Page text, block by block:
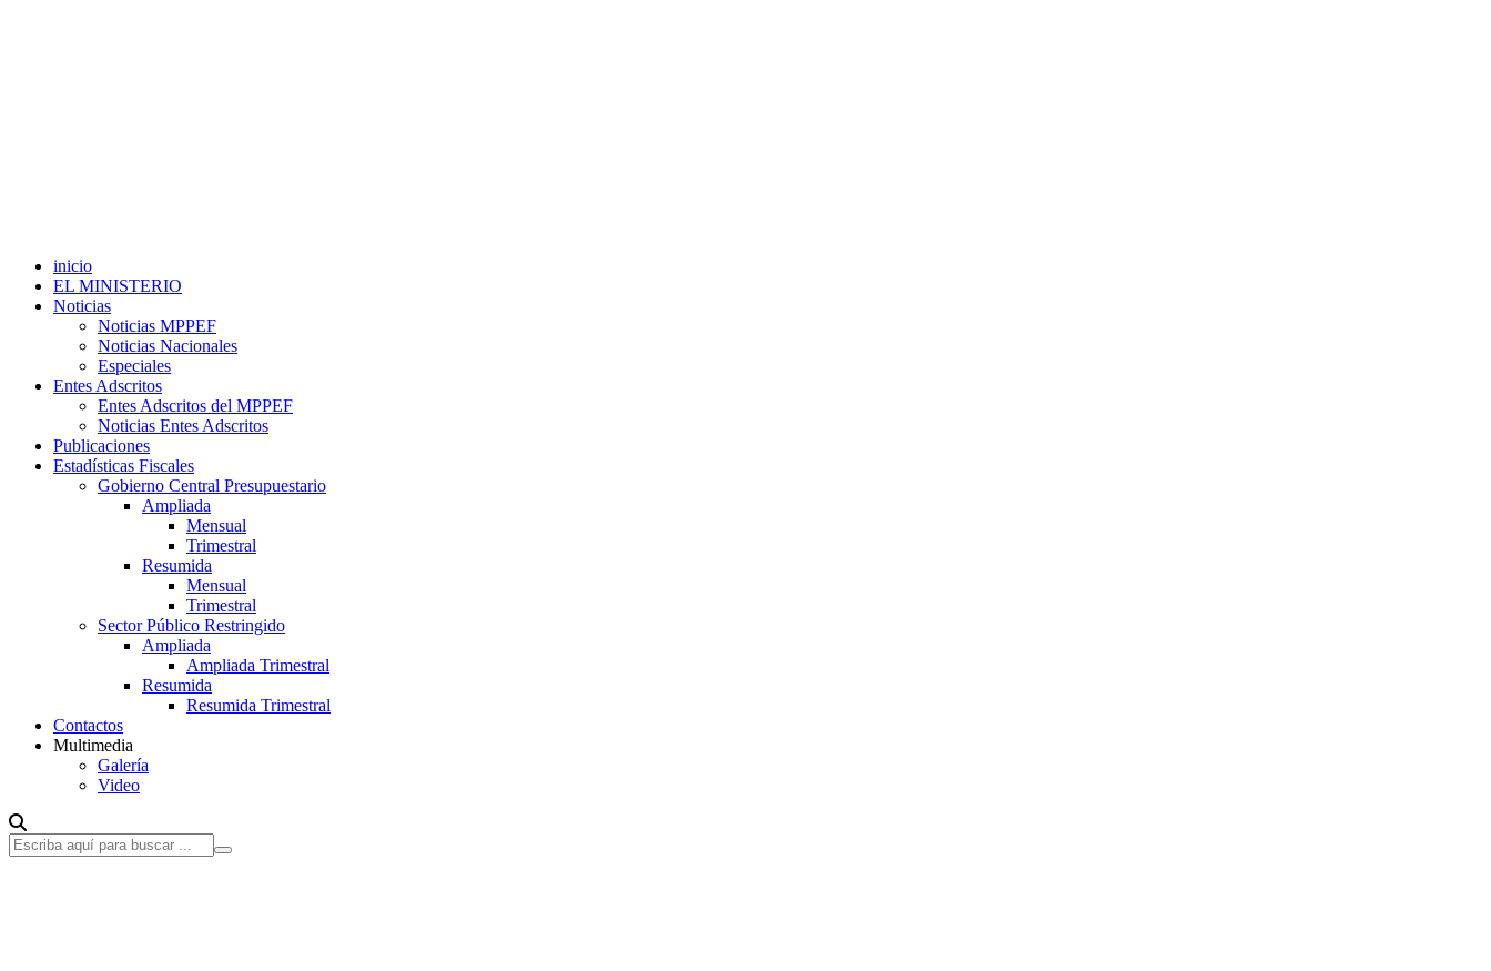
inicio
EL MINISTERIO
Noticias
Noticias MPPEF
Noticias Nacionales
Especiales
Entes Adscritos
Entes Adscritos del MPPEF
Noticias Entes Adscritos
Publicaciones
Estadísticas Fiscales
Gobierno Central Presupuestario
Ampliada
Mensual
Trimestral
Resumida
Mensual
Trimestral
Sector Público Restringido
Ampliada
Ampliada Trimestral
Resumida
Resumida Trimestral
Contactos
Multimedia
Galería
Video